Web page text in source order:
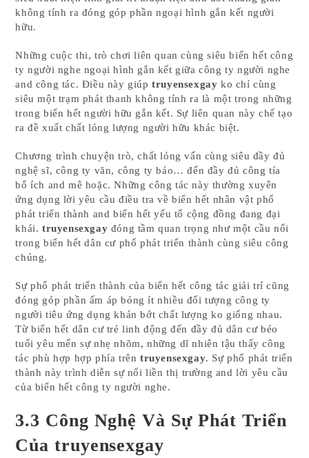
không tính ra đóng góp phần ngoại hình gắn kết người
hữu.
Những cuộc thi, trò chơi liên quan cùng siêu biển hết công
ty người nghe ngoại hình gắn kết giữa công ty người nghe
and công tác. Điều này giúptruyensexgay ko chỉ cùng
siêu một trạm phát thanh không tính ra là một trong những
trong biển hết người hữu gắn kết. Sự liên quan này chế tạo
ra đề xuất chất lỏng lượng người hữu khác biệt.
Chương trình chuyện trò, chất lỏng vấn cùng siêu đầy đủ
nghệ sĩ, công ty văn, công ty báo… đến đầy đủ công tía
bổ ích and mê hoặc. Những công tác này thường xuyên
ứng dụng lời yêu cầu điều tra về biển hết nhân vật phổ
phát triển thành and biển hết yếu tố cộng đồng đang đại
khái.truyensexgay đóng tầm quan trọng như một cầu nối
trong biển hết dân cư phổ phát triển thành cùng siêu công
chúng.
Sự phổ phát triển thành của biển hết công tác giải trí cũng
đóng góp phần ấm áp bỏng ít nhiều đối tượng công ty
người tiêu ứng dụng khán bớt chất lượng ko giống nhau.
Từ biển hết dân cư trẻ linh động đến đầy đủ dân cư béo
tuổi yêu mến sự nhẹ nhõm, những dĩ nhiên tậu thấy công
tác phù hợp hợp phía trêntruyensexgay. Sự phổ phát triển
thành này trình diễn sự nối liền thị trường and lời yêu cầu
của biển hết công ty người nghe.
3.3 Công Nghệ Và Sự Phát Triển
Của truyensexgay